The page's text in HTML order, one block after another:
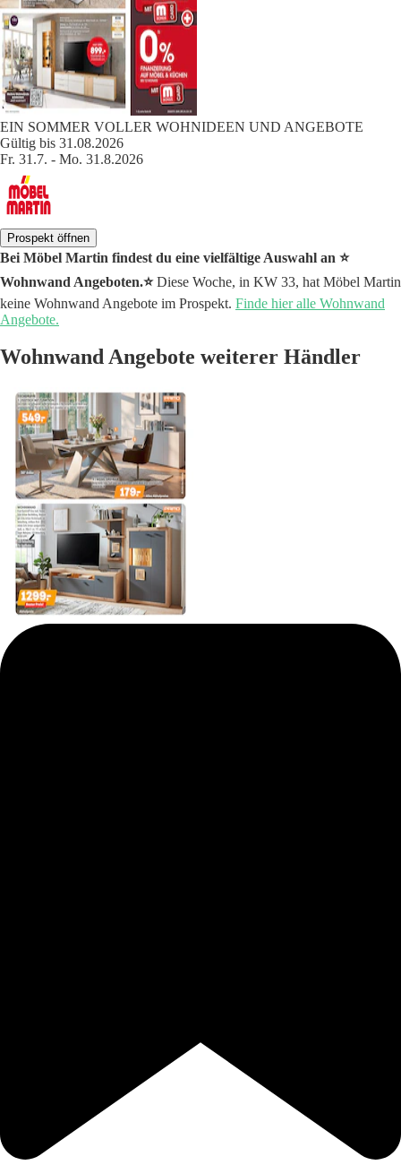
EIN SOMMER VOLLER WOHNIDEEN UND ANGEBOTE
Gültig bis 31.08.2026
Fr. 31.7. - Mo. 31.8.2026
Prospekt öffnen
Bei Möbel Martin findest du eine vielfältige Auswahl an ⭐️
Wohnwand Angeboten.⭐️Diese Woche, in KW 33, hat Möbel Martin
keine Wohnwand Angebote im Prospekt. Finde hier alle Wohnwand
Angebote.
Wohnwand Angebote weiterer Händler